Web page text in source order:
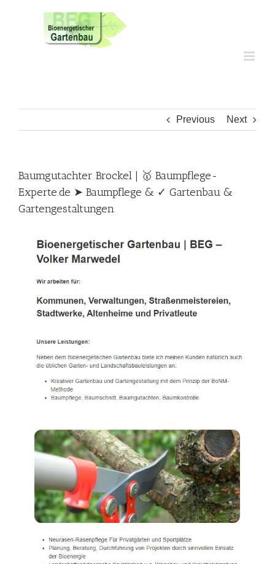
Previous Next
Baumgutachter Brockel | 🥇 Baumpflege-
Experte.de ➤ Baumpflege & ✓ Gartenbau &
Gartengestaltungen